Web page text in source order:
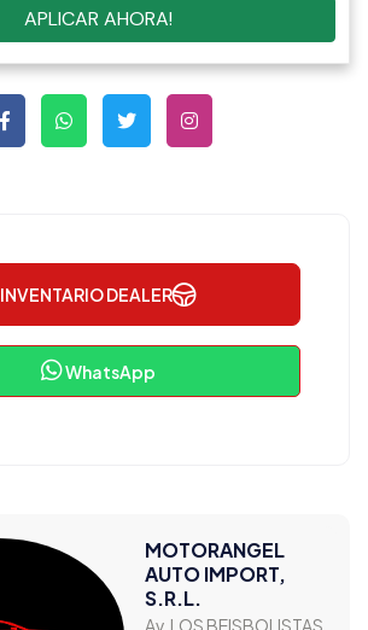
APLICAR AHORA!
INVENTARIO DEALER
WhatsApp
MOTORANGEL
AUTO IMPORT,
S.R.L.
Av. LOS BEISBOLISTAS